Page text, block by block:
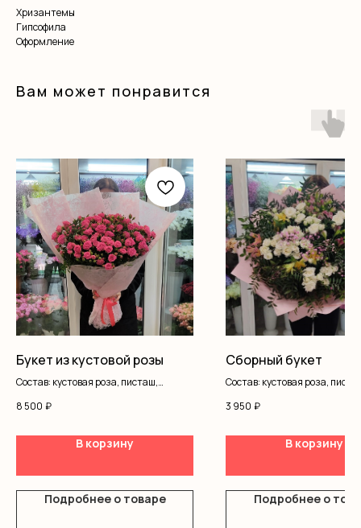
Хризантемы
Гипсофила
Оформление
Вам может понравится
Букет из кустовой розы
Состав: кустовая роза, писташ,
8 500 ₽
В корзину
Подробнее о товаре
Сборный букет
Состав: кустовая роза,
оформление
3 950 ₽
В корзину
Подробнее о